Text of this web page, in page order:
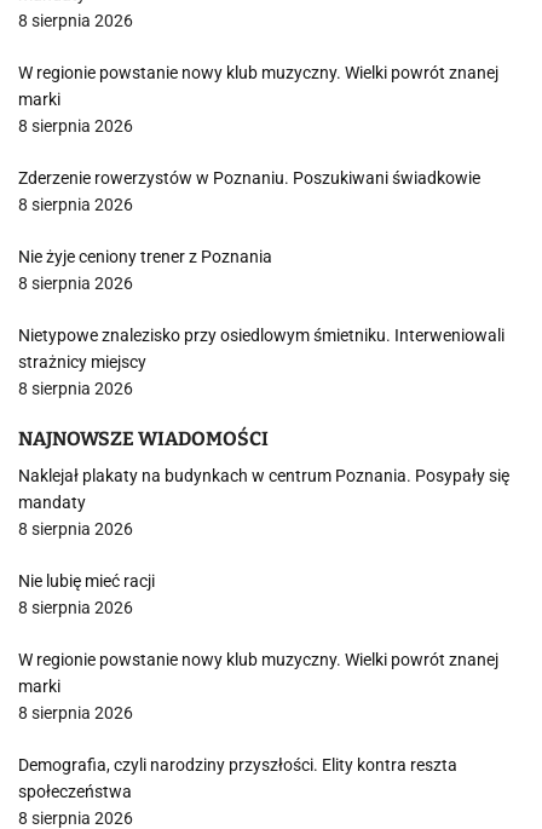
8 sierpnia 2026
W regionie powstanie nowy klub muzyczny. Wielki powrót znanej
marki
8 sierpnia 2026
Zderzenie rowerzystów w Poznaniu. Poszukiwani świadkowie
8 sierpnia 2026
Nie żyje ceniony trener z Poznania
8 sierpnia 2026
Nietypowe znalezisko przy osiedlowym śmietniku. Interweniowali
strażnicy miejscy
8 sierpnia 2026
NAJNOWSZE WIADOMOŚCI
Naklejał plakaty na budynkach w centrum Poznania. Posypały się
mandaty
8 sierpnia 2026
Nie lubię mieć racji
8 sierpnia 2026
W regionie powstanie nowy klub muzyczny. Wielki powrót znanej
marki
8 sierpnia 2026
Demografia, czyli narodziny przyszłości. Elity kontra reszta
społeczeństwa
8 sierpnia 2026